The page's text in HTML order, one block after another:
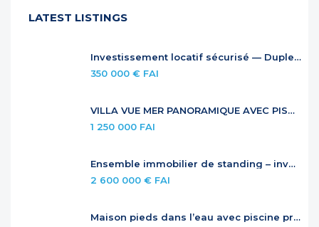
LATEST LISTINGS
Investissement locatif sécurisé — Duplex à Anse Marcel
350 000 € FAI
VILLA VUE MER PANORAMIQUE AVEC PISCINE À DÉBORDEMENT
1 250 000 FAI
Ensemble immobilier de standing – investissement locatif premium
2 600 000 € FAI
Maison pieds dans l’eau avec piscine privée